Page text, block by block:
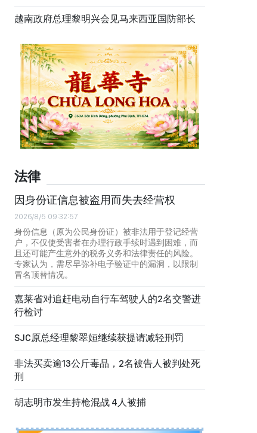
越南政府总理黎明兴会见马来西亚国防部长
法律
因身份证信息被盗用而失去经营权
2026/8/5 09:32:57
身份信息（原为公民身份证）被非法用于登记经营
户，不仅使受害者在办理行政手续时遇到困难，而
且还可能产生意外的税务义务和法律责任的风险。
专家认为，需尽早弥补电子验证中的漏洞，以限制
冒名顶替情况。
嘉莱省对追赶电动自行车驾驶人的2名交警进
行检讨
SJC原总经理黎翠姮继续获提请减轻刑罚
非法买卖逾13公斤毒品，2名被告人被判处死
刑
胡志明市发生持枪混战 4人被捕